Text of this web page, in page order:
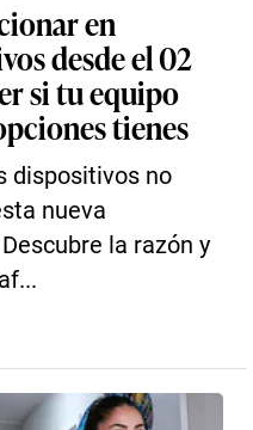
en
desde el 02
si tu equipo
tienes
dispositivos no
nueva
la razón y